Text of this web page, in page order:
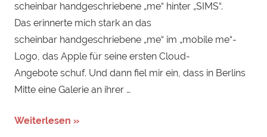
scheinbar handgeschriebene „me“ hinter „SIMS“.
Das erinnerte mich stark an das
scheinbar handgeschriebene „me“ im „mobile me“-
Logo, das Apple für seine ersten Cloud-
Angebote schuf. Und dann fiel mir ein, dass in Berlins
Mitte eine Galerie an ihrer …
Weiterlesen »